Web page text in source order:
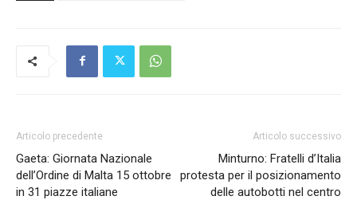
Articolo precedente
Gaeta: Giornata Nazionale
dell’Ordine di Malta 15 ottobre
in 31 piazze italiane
Articolo successivo
Minturno: Fratelli d’Italia
protesta per il posizionamento
delle autobotti nel centro